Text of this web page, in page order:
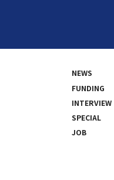
NEWS
FUNDING
INTERVIEW
SPECIAL
JOB